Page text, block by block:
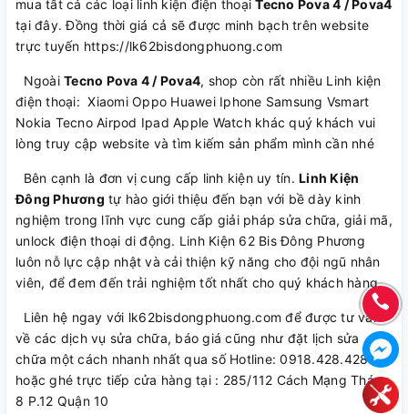
mua tất cả các loại linh kiện điện thoạiTecno Pova 4 / Pova4
tại đây. Đồng thời giá cả sẽ được minh bạch trên website
trực tuyến https://lk62bisdongphuong.com
Ngoài Tecno Pova 4 / Pova4, shop còn rất nhiều Linh kiện
điện thoại: Xiaomi Oppo Huawei Iphone Samsung Vsmart
Nokia Tecno Airpod Ipad Apple Watch khác quý khách vui
lòng truy cập website và tìm kiếm sản phẩm mình cần nhé
Bên cạnh là đơn vị cung cấp linh kiện uy tín. Linh Kiện
Đông Phương tự hào giới thiệu đến bạn với bề dày kinh
nghiệm trong lĩnh vực cung cấp giải pháp sửa chữa, giải mã,
unlock điện thoại di động. Linh Kiện 62 Bis Đông Phương
luôn nỗ lực cập nhật và cải thiện kỹ năng cho đội ngũ nhân
viên, để đem đến trải nghiệm tốt nhất cho quý khách hàng.
Liên hệ ngay với lk62bisdongphuong.com để được tư vấn
về các dịch vụ sửa chữa, báo giá cũng như đặt lịch sửa
chữa một cách nhanh nhất qua số Hotline: 0918.428.428
hoặc ghé trực tiếp cửa hàng tại : 285/112 Cách Mạng Tháng
8 P.12 Quận 10